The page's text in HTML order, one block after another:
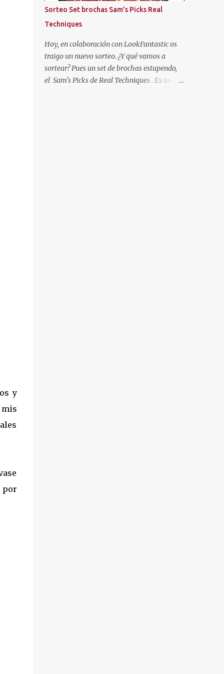
y
mis
por
más oscuras, con las puntas más claras,
y jugar con mi pelo, decidí volver a
dejármelo crecer y dejarlo de "su color". Pero
como ya os he dicho al principio, mi color de
pelo es SOSO, así que algo había que hacer.
Entonces descubrí un producto que se
Sorteo Set brochas Sam's Picks Real
Techniques
Hoy, en colaboración con LookFantastic os
traigo un nuevo sorteo. ¿Y qué vamos a
sortear? Pues un set de brochas estupendo,
el Sam's Picks de Real Techniques . Es un set